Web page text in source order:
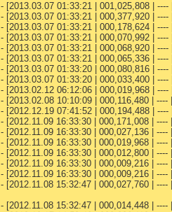
- [2013.03.07 01:33:21 | 001,025,808 |
- [2013.03.07 01:33:21 | 000,377,920 |
- [2013.03.07 01:33:21 | 000,178,624 |
- [2013.03.07 01:33:21 | 000,070,992 |
- [2013.03.07 01:33:21 | 000,068,920 |
- [2013.03.07 01:33:21 | 000,065,336 |
- [2013.03.07 01:33:20 | 000,080,816 |
- [2013.03.07 01:33:20 | 000,033,400 |
- [2013.02.12 06:12:06 | 000,019,968 |
- [2013.02.08 10:10:09 | 000,116,480 |
- [2012.12.19 07:41:52 | 000,194,488 |
- [2012.11.09 16:33:30 | 000,171,008 |
- [2012.11.09 16:33:30 | 000,027,136 |
- [2012.11.09 16:33:30 | 000,019,968 |
- [2012.11.09 16:33:30 | 000,012,800 |
- [2012.11.09 16:33:30 | 000,009,216 |
- [2012.11.09 16:33:30 | 000,009,216 |
- [2012.11.08 15:32:47 | 000,027,760 |
- [2012.11.08 15:32:47 | 000,014,448 |